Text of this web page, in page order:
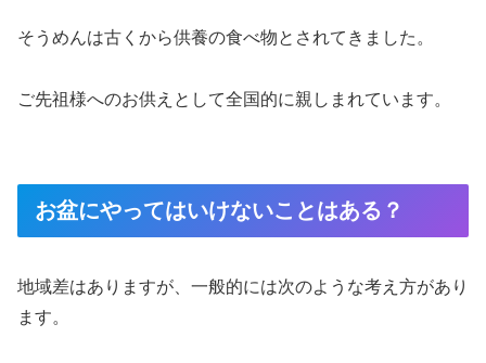
そうめんは古くから供養の食べ物とされてきました。
ご先祖様へのお供えとして全国的に親しまれています。
お盆にやってはいけないことはある？
地域差はありますが、一般的には次のような考え方があり
ます。